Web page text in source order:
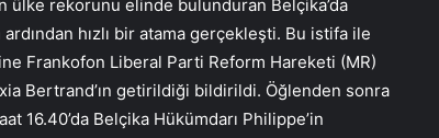
rekorunu elinde bulunduran Belçika’da
hızlı bir atama gerçekleşti. Bu istifa ile
Frankofon Liberal Parti Reform Hareketi (MR)
Bertrand’ın getirildiği bildirildi. Öğlenden sonra
16.40’da Belçika Hükümdarı Philippe’in